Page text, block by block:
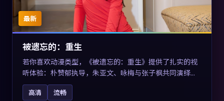
最新
被遗忘的：重生
若你喜欢动漫类型，《被遗忘的：重生》提供了扎实的视
听体验：朴赞郁执导，朱亚文、咏梅与张子枫共同演绎。
影片2025年于法国上映，内容用喜剧外壳包裹对现实规则
的温和反讽，关键词包含高清流畅、人物关系与情节反
高清 流畅